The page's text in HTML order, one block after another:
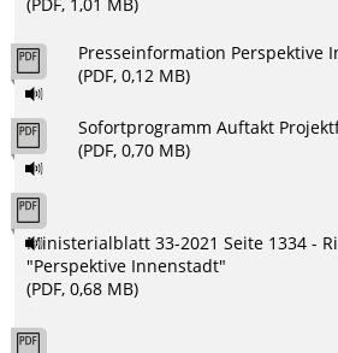
Presseinformation Perspektive
(PDF, 0,12 MB)
Sofortprogramm Auftakt
(PDF, 0,70 MB)
Ministerialblatt 33-2021 Seite 1334 -
"Perspektive Innenstadt"
(PDF, 0,68 MB)